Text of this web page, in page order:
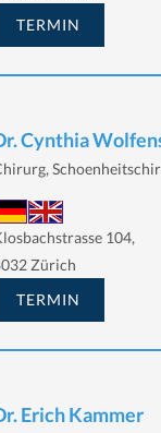
TERMIN
Cynthia
104,
Zürich
TERMIN
Erich Kammer